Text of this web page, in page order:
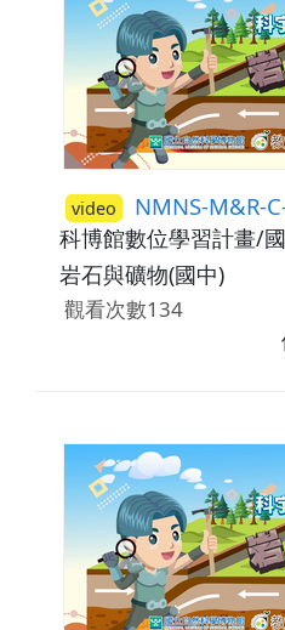
video NMNS-M&R-C-5 石桌、
科博館數位學習計畫/
岩石與礦物(國中)
觀看次數134